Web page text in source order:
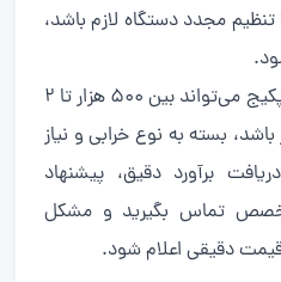
مجدد دستگاه لازم باشد،
به طور معمول، هزینه تعمیر پکیج می‌تواند بین ۵۰۰ هزار تا ۲
بسته به نوع خرابی و نیاز
برآورد دقیق، پیشنهاد
تماس بگیرید و مشکل
دقیقی اعلام شود.